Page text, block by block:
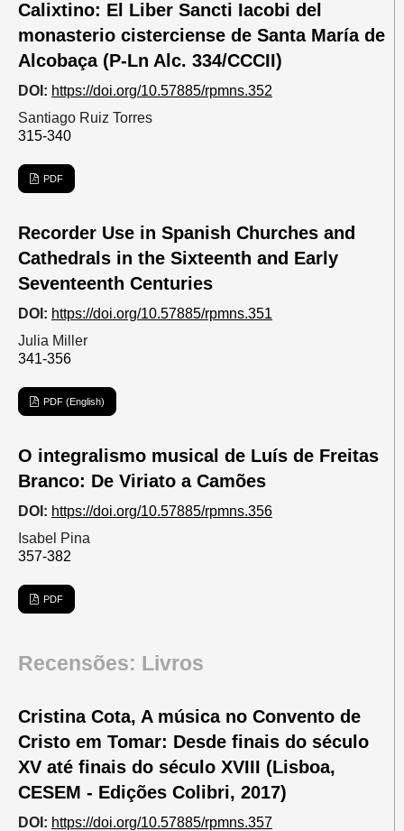
Calixtino: El Liber Sancti Iacobi del
monasterio cisterciense de Santa María de
Alcobaça (P-Ln Alc. 334/CCCII)
DOI: https://doi.org/10.57885/rpmns.352
Santiago Ruiz Torres
315-340
PDF
Recorder Use in Spanish Churches and
Cathedrals in the Sixteenth and Early
Seventeenth Centuries
DOI: https://doi.org/10.57885/rpmns.351
Julia Miller
341-356
PDF (English)
O integralismo musical de Luís de Freitas
Branco: De Viriato a Camões
DOI: https://doi.org/10.57885/rpmns.356
Isabel Pina
357-382
PDF
Recensões: Livros
Cristina Cota, A música no Convento de
Cristo em Tomar: Desde finais do século
XV até finais do século XVIII (Lisboa,
CESEM - Edições Colibri, 2017)
DOI: https://doi.org/10.57885/rpmns.357